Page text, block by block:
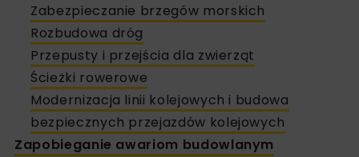
Zabezpieczanie brzegów morskich
Rozbudowa dróg
Przepusty i przejścia dla zwierząt
Ścieżki rowerowe
Modernizacja linii kolejowych i budowa
bezpiecznych przejazdów kolejowych
Zapobieganie awariom budowlanym